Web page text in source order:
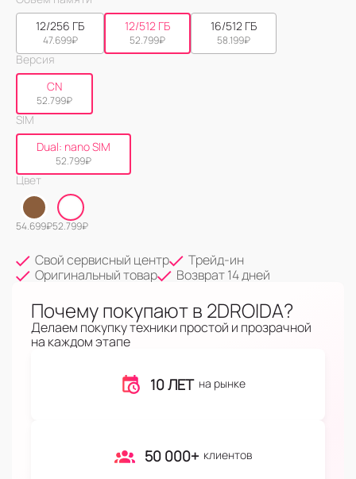
12/256 ГБ
47.699₽
12/512 ГБ
52.799₽
16/512 ГБ
58.199₽
Версия
CN
52.799₽
SIM
Dual: nano SIM
52.799₽
Цвет
54.699₽52.799₽
Свой сервисный центр
Трейд-ин
Оригинальный товар
Возврат 14 дней
Почему покупают в 2DROIDA?
Делаем покупку техники простой и прозрачной
на каждом этапе
10 ЛЕТ на рынке
50 000+ клиентов